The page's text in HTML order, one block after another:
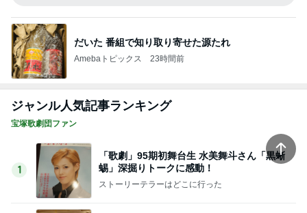
だいた 番組で知り取り寄せた源たれ
Amebaトピックス 23時間前
ジャンル人気記事ランキング
宝塚歌劇団ファン
1
「歌劇」95期初舞台生 水美舞斗さん「黒蜥
蜴」深掘りトークに感動！
ストーリーテラーはどこに行った